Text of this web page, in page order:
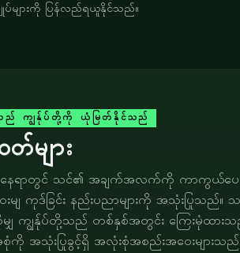
များကို ပြန်လည်ရယူနိုင်သည်။
ည် ကျွန်ုပ်တို့ကို ယုံမြတ်နိုင်သည်
များ
ေရာတွင် သင်၏ အချက်အလက်ကို ကာကွယ်ပေးသ
ကုဒ်ခြင်း နည်းပညာများကို အသုံးပြုသည်။
ကျွန်ုပ်တို့သည် တစ်နှစ်အတွင်း ကြေးမုံထား
သုံးပြုခွင့်ရှိ အလုံးစုံအစည်းအဝေးများသည်